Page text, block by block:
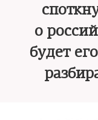
о
будет